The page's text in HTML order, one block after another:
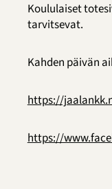
Koululaiset
tarvitsevat.
Kahden päivän
https://
https://